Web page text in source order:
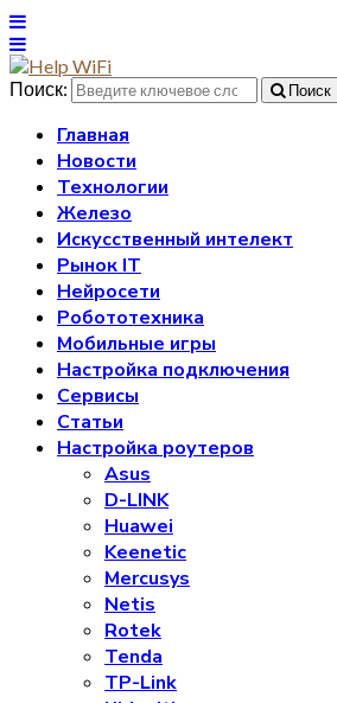
Поиск: Поиск
Главная
Новости
Технологии
Железо
Искусственный интелект
Рынок IT
Нейросети
Робототехника
Мобильные игры
Настройка подключения
Сервисы
Статьи
Настройка роутеров
Asus
D-LINK
Huawei
Keenetic
Mercusys
Netis
Rotek
Tenda
TP-Link